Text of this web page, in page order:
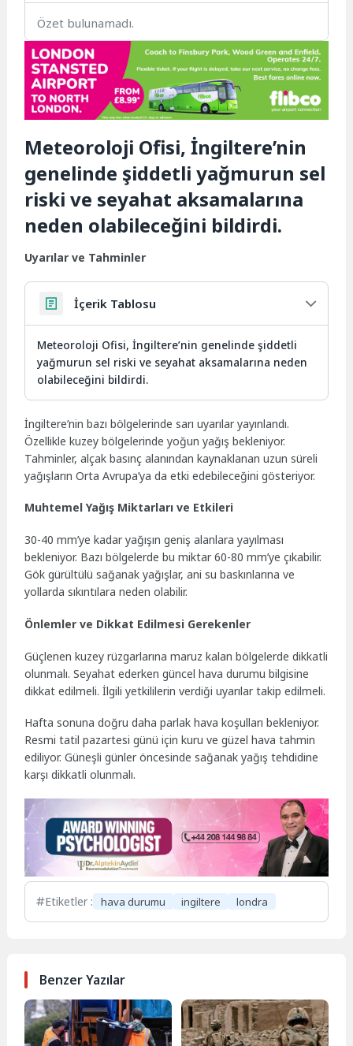
Özet bulunamadı.
Meteoroloji Ofisi, İngiltere’nin
genelinde şiddetli yağmurun sel
riski ve seyahat aksamalarına
neden olabileceğini bildirdi.
Uyarılar ve Tahminler
İçerik Tablosu
Meteoroloji Ofisi, İngiltere’nin genelinde şiddetli
yağmurun sel riski ve seyahat aksamalarına neden
olabileceğini bildirdi.
İngiltere’nin bazı bölgelerinde sarı uyarılar yayınlandı.
Özellikle kuzey bölgelerinde yoğun yağış bekleniyor.
Tahminler, alçak basınç alanından kaynaklanan uzun süreli
yağışların Orta Avrupa’ya da etki edebileceğini gösteriyor.
Muhtemel Yağış Miktarları ve Etkileri
30-40 mm’ye kadar yağışın geniş alanlara yayılması
bekleniyor. Bazı bölgelerde bu miktar 60-80 mm’ye çıkabilir.
Gök gürültülü sağanak yağışlar, ani su baskınlarına ve
yollarda sıkıntılara neden olabilir.
Önlemler ve Dikkat Edilmesi Gerekenler
Güçlenen kuzey rüzgarlarına maruz kalan bölgelerde dikkatli
olunmalı. Seyahat ederken güncel hava durumu bilgisine
dikkat edilmeli. İlgili yetkililerin verdiği uyarılar takip edilmeli.
Hafta sonuna doğru daha parlak hava koşulları bekleniyor.
Resmi tatil pazartesi günü için kuru ve güzel hava tahmin
ediliyor. Güneşli günler öncesinde sağanak yağış tehdidine
karşı dikkatli olunmalı.
Etiketler : hava durumu ingiltere londra
Benzer Yazılar